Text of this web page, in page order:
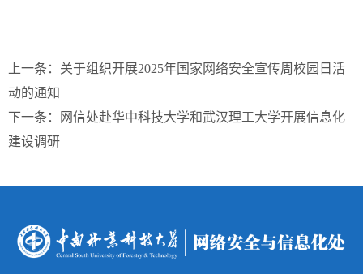
上一条： 关于组织开展2025年国家网络安全宣传周校园日活
动的通知
下一条：
网信处赴华中科技大学和武汉理工大学开展信息化
建设调研